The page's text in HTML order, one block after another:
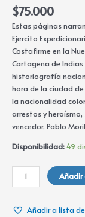
$75.000
Estas páginas
Ejercito
Costafirme en la
Cartagena de
historiografía
hora de la ciudad
la nacionalidad
arrestos y
vencedor, Pablo
Disponibilidad:49
Añadir
Añadir a lista